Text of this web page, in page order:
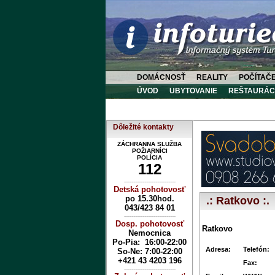
DOMÁCNOSŤ REALITY
ÚVOD
UBYTOVANIE
Dôležité kontakty
ZÁCHRANNA SLUŽBA
POŽIARNÍCI
POLÍCIA
112
----------------------------
Detská pohotovosť
po 15.30hod.
043/423 84 01
----------------------------
Dosp. pohotovosť
Nemocnica
Po-Pia: 16:00-22:00
So-Ne: 7:00-22:00
+421 43 4203 196
----------------------------
.: Ratkovo :.
Ratkovo
Adresa:
Telefón:
Fax: